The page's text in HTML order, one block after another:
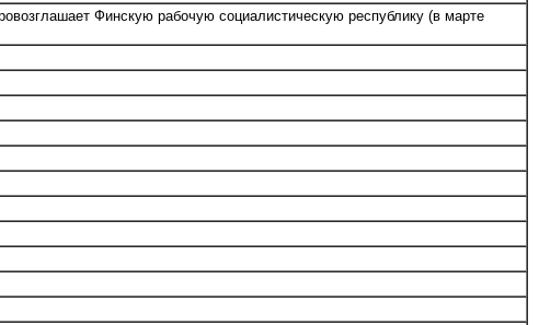
Финскую рабочую социалистическую республику (в марте